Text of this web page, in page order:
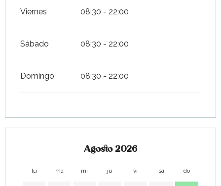
Viernes 08:30 - 22:00
Sábado 08:30 - 22:00
Domingo 08:30 - 22:00
Agosto 2026
lu ma mi ju vi sa do